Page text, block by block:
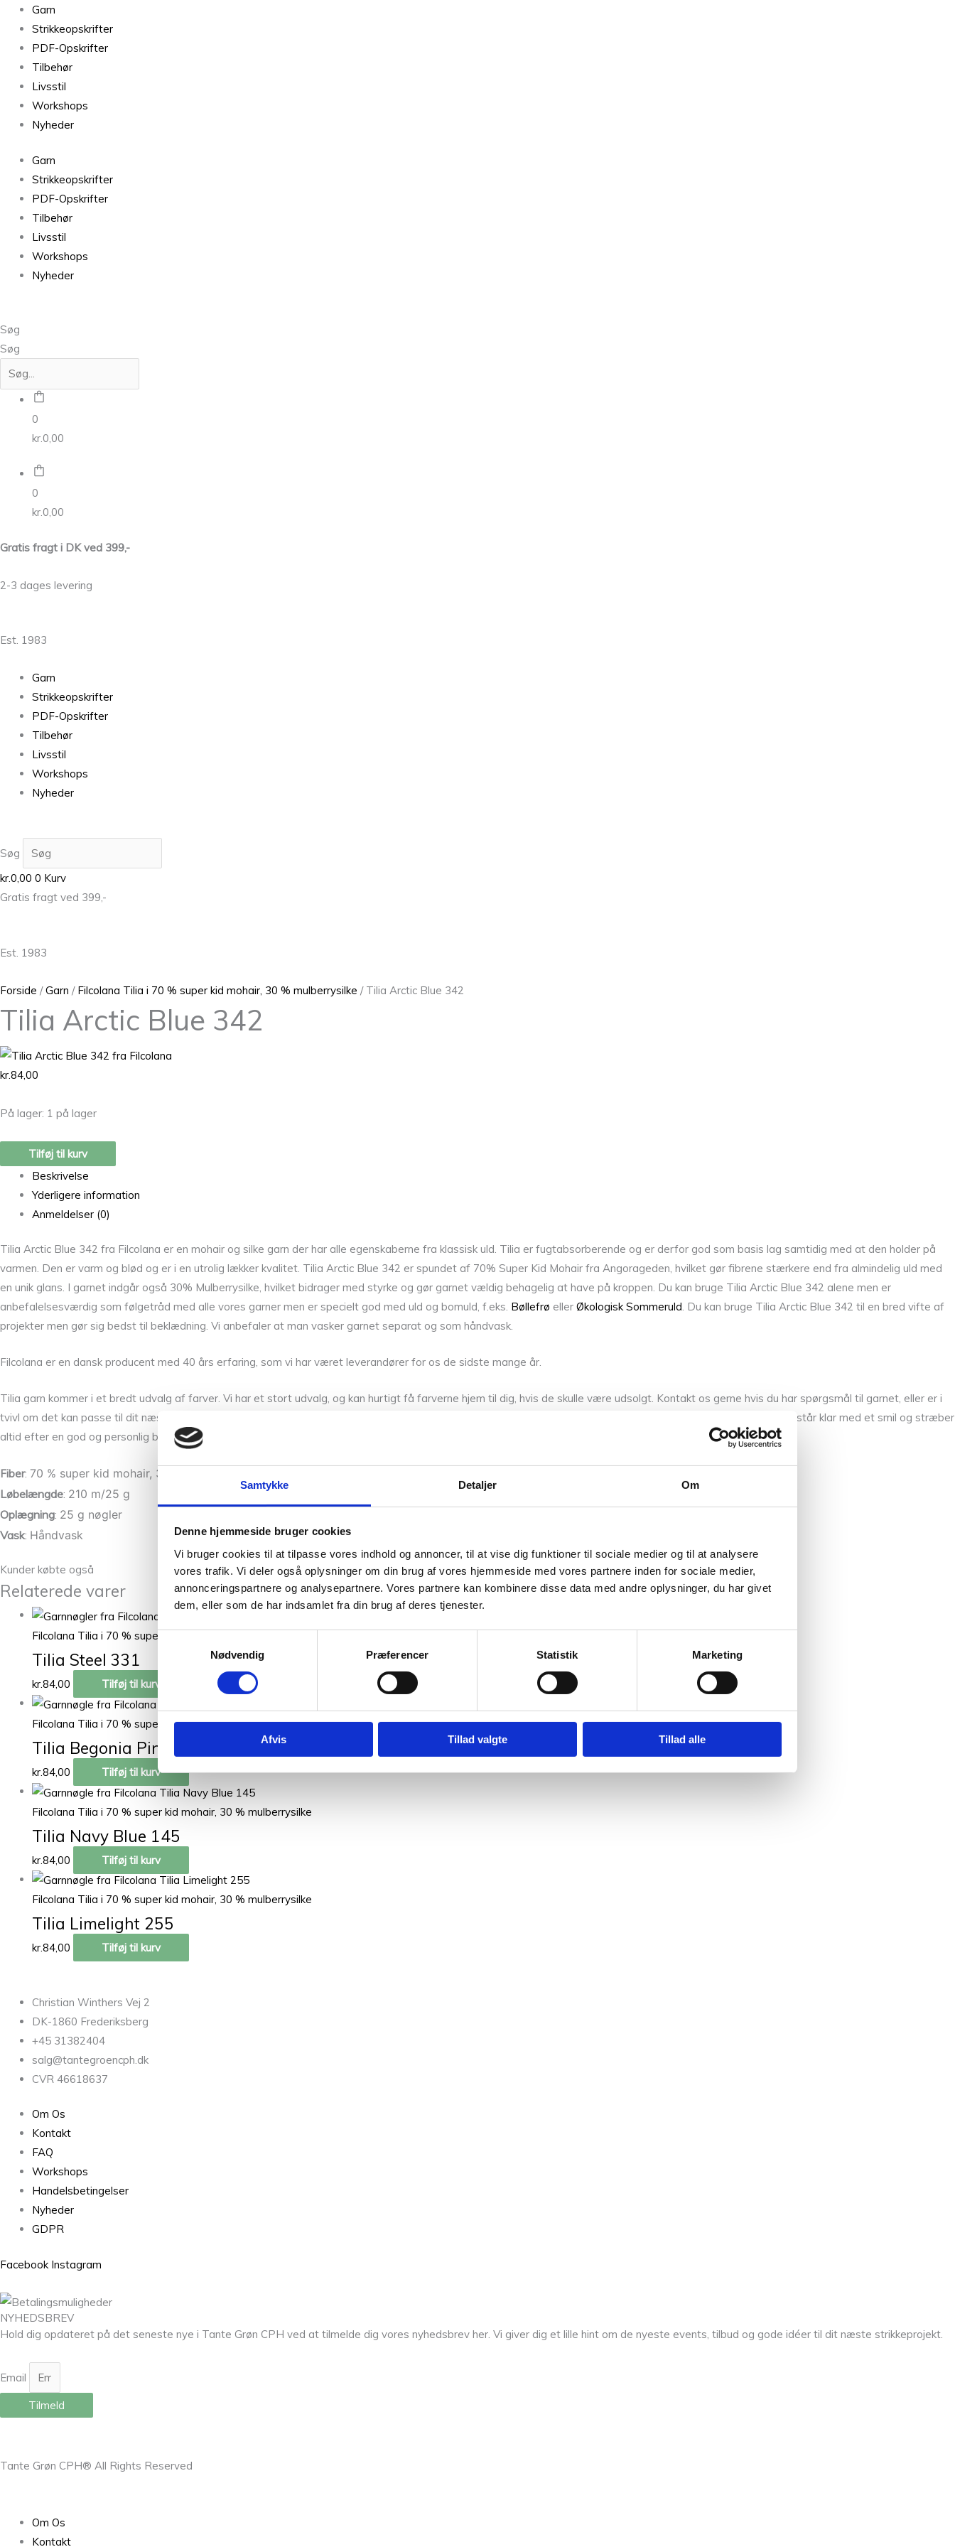
Samtykke Detaljer Om
Denne hjemmeside bruger cookies
Vi bruger cookies til at tilpasse vores indhold og annoncer, til at vise dig funktioner til sociale medier og til at analysere
vores trafik. Vi deler også oplysninger om din brug af vores hjemmeside med vores partnere inden for sociale medier,
annonceringspartnere og analysepartnere. Vores partnere kan kombinere disse data med andre oplysninger, du har givet
dem, eller som de har indsamlet fra din brug af deres tjenester.
Samtykkevalg
Nødvendig
Præferencer Statistik Marketing
Afvis Tillad valgte Tillad alle
Garn
Strikkeopskrifter
PDF-Opskrifter
Tilbehør
Livsstil
Workshops
Nyheder
Garn
Strikkeopskrifter
PDF-Opskrifter
Tilbehør
Livsstil
Workshops
Nyheder
Søg
Søg
0
kr.0,00
0
kr.0,00
Gratis fragt i DK ved 399,-
2-3 dages levering
Est. 1983
Garn
Strikkeopskrifter
PDF-Opskrifter
Tilbehør
Livsstil
Workshops
Nyheder
Søg
kr.0,00 0 Kurv
Gratis fragt ved 399,-
Est. 1983
Forside /Garn / Filcolana Tilia i 70 % super kid mohair, 30 % mulberrysilke / Tilia Arctic Blue 342
Tilia Arctic Blue 342
kr.84,00
På lager: 1 på lager
Arctic
Blue
antal
Tilføj til kurv
Beskrivelse
Yderligere information
Anmeldelser (0)
Tilia Arctic Blue 342 fra Filcolana er en mohair og silke garn der har alle egenskaberne fra klassisk uld. Tilia er fugtabsorberende og er derfor god som basis lag samtidig med at den holder på
varmen. Den er varm og blød og er i en utrolig lækker kvalitet. Tilia Arctic Blue 342 er spundet af 70% Super Kid Mohair fra Angorageden, hvilket gør fibrene stærkere end fra almindelig uld med
en unik glans. I garnet indgår også 30% Mulberrysilke, hvilket bidrager med styrke og gør garnet vældig behagelig at have på kroppen. Du kan bruge Tilia Arctic Blue 342 alene men er
anbefalelsesværdig som følgetråd med alle vores garner men er specielt god med uld og bomuld, f.eks. Bøllefrø eller Økologisk Sommeruld. Du kan bruge Tilia Arctic Blue 342 til en bred vifte af
projekter men gør sig bedst til beklædning. Vi anbefaler at man vasker garnet separat og som håndvask.
Filcolana er en dansk producent med 40 års erfaring, som vi har været leverandører for os de sidste mange år.
Tilia garn kommer i et bredt udvalg af farver. Vi har et stort udvalg, og kan hurtigt få farverne hjem til dig, hvis de skulle være udsolgt. Kontakt os gerne hvis du har spørgsmål til garnet, eller er i
tvivl om det kan passe til dit næste projekt. Du er altid velkommen i vores butik på Frederiksberg, hvis du vil have syn for sagen og mærke Tilia mellem fingrene. Vi står klar med et smil og stræber
altid efter en god og personlig betjening. Du kan se farverne
Fiber: 70 % super kid mohair, 30 % mulberrysilke
Løbelængde: 210 m/25 g
Oplægning: 25 g nøgler
Vask: Håndvask
Kunder købte også
Relaterede varer
Filcolana Tilia i 70 % super kid mohair, 30 % mulberrysilke
Tilia Steel 331
kr.84,00 Tilføj til kurv
Filcolana Tilia i 70 % super kid mohair, 30 % mulberrysilke
Tilia Begonia Pink 322
kr.84,00 Tilføj til kurv
Filcolana Tilia i 70 % super kid mohair, 30 % mulberrysilke
Tilia Navy Blue 145
kr.84,00 Tilføj til kurv
Filcolana Tilia i 70 % super kid mohair, 30 % mulberrysilke
Tilia Limelight 255
kr.84,00 Tilføj til kurv
Christian Winthers Vej 2
DK-1860 Frederiksberg
+45 31382404
salg@tantegroencph.dk
CVR 46618637
Om Os
Kontakt
FAQ
Workshops
Handelsbetingelser
Nyheder
GDPR
Facebook Instagram
NYHEDSBREV
Hold dig opdateret på det seneste nye i Tante Grøn CPH ved at tilmelde dig vores nyhedsbrev her. Vi giver dig et lille hint om de nyeste events, tilbud og gode idéer til dit næste strikkeprojekt.
Email
Tilmeld
Tante Grøn CPH® All Rights Reserved
Om Os
Kontakt